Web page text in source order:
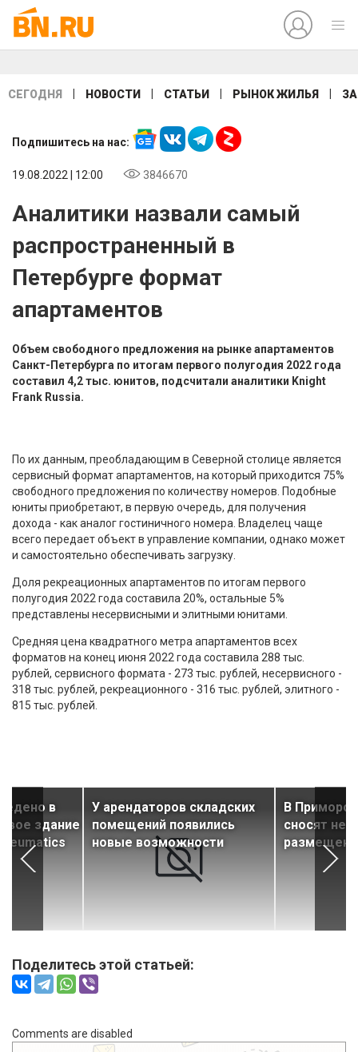
СЕГОДНЯ НОВОСТИ СТАТЬИ РЫНОК ЖИЛЬЯ
Подпишитесь на нас:
19.08.2022 | 12:00 3846670
Аналитики назвали самый
распространенный в
Петербурге формат
апартаментов
Объем свободного предложения на рынке апартаментов
Санкт-Петербурга по итогам первого полугодия 2022 года
составил 4,2 тыс. юнитов, подсчитали аналитики Knight
Frank Russia.
По их данным, преобладающим в Северной столице является
сервисный формат апартаментов, на который приходится 75%
свободного предложения по количеству номеров. Подобные
юниты приобретают, в первую очередь, для получения
дохода - как аналог гостиничного номера. Владелец чаще
всего передает объект в управление компании, однако может
и самостоятельно обеспечивать загрузку.
Доля рекреационных апартаментов по итогам первого
полугодия 2022 года составила 20%, остальные 5%
представлены несервисными и элитными юнитами.
Средняя цена квадратного метра апартаментов всех
форматов на конец июня 2022 года составила 288 тыс.
рублей, сервисного формата - 273 тыс. рублей, несервисного -
318 тыс. рублей, рекреационного - 316 тыс. рублей, элитного -
815 тыс. рублей.
в
здание
У арендаторов складских
помещений появились
новые возможности
В
сносят
Поделитесь этой статьей:
Comments are disabled